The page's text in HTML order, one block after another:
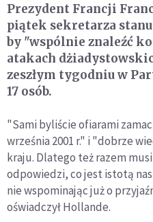
Prezydent Francji
piątek sekretarza stanu
by "wspólnie znaleźć
atakach
zeszłym tygodniu w
17 osób.
"Sami byliście ofiarami
września 2001 r." i "dobrze
kraju. Dlatego też razem
odpowiedzi, co jest istotą
nie wspominając już o
oświadczył Hollande.